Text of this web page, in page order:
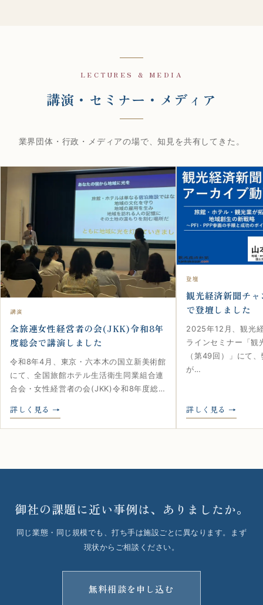
LECTURES & MEDIA
講演・セミナー・メディア
業界団体・行政・メディアの場で、知見を共有してきた。
講演
全旅連女性経営者の会(JKK)令和8年
度総会で講演しました
令和8年4月、東京・六本木の国立新美術館
にて、全国旅館ホテル生活衛生同業組合連
合会・女性経営者の会(JKK)令和8年度総…
詳しく見る
登壇
観光経済新聞チ
で登壇しました
2025年12月、観光
ラインセミナー「観
（第49回）」にて
が…
詳しく見る
御社の課題に近い事例は、ありましたか。
同じ業態・同じ規模でも、打ち手は施設ごとに異なります。まず
現状からご相談ください。
無料相談を申し込む